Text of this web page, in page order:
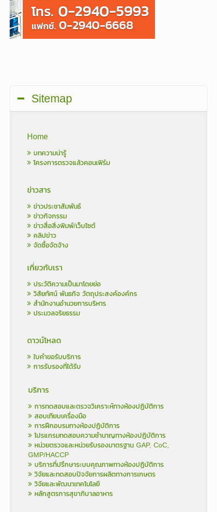
Sitemap
Home
บทความน่ารู้
โครงการตรวจแล้วคอนเฟิร์ม
ข่าวสาร
ข่าวประชาสัมพันธ์
ข่าวกิจกรรม
ข่าวสื่อสิ่งพิมพ์/เว็บไซต์
คลิปข่าว
จัดซื้อจัดจ้าง
เกี่ยวกับเรา
ประวัติความเป็นมาโดยย่อ
วิสัยทัศน์ พันธกิจ วัตถุประสงค์องค์กร
สำนักงานอำนวยการบริหาร
ประมวลจริยธรรม
ดาวน์โหลด
ใบคำขอรับบริการ
การรับรองที่ได้รับ
บริการ
การทดสอบและตรวจวิเคราะห์ทางห้องปฏิบัติการ
สอบเทียบเครื่องมือ
การฝึกอบรมทางห้องปฏิบัติการ
โปรแกรมทดสอบความชำนาญทางห้องปฏิบัติการ
หน่วยตรวจและหน่วยรับรองมาตรฐาน GAP, CoC,
GMP/HACCP
บริการที่ปรึกษาระบบคุณภาพทางห้องปฏิบัติการ
วิจัยและทดสอบปัจจัยการผลิตทางการเกษตร
วิจัยและพัฒนาเทคโนโลยี
หลักสูตรการสุขาภิบาลอาหาร